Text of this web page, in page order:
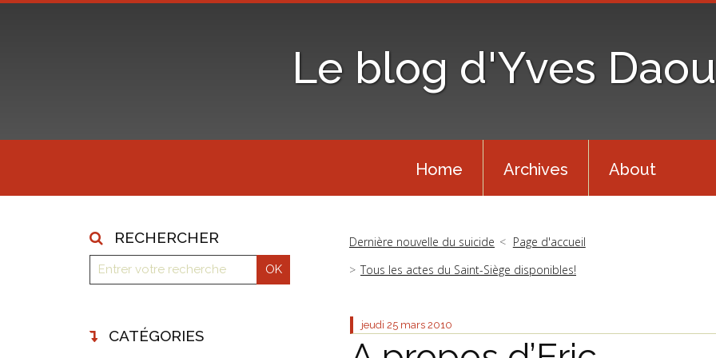
Le blog d'Yves
Home Archives About
RECHERCHER
CATÉGORIES
Dernière nouvelle du suicide
Page d'accueil
Tous les actes du Saint-Siège disponibles!
jeudi 25 mars 2010